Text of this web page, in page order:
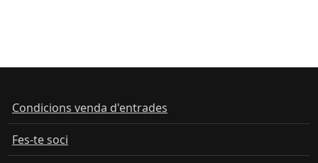
Condicions venda d'entrades
Fes-te soci